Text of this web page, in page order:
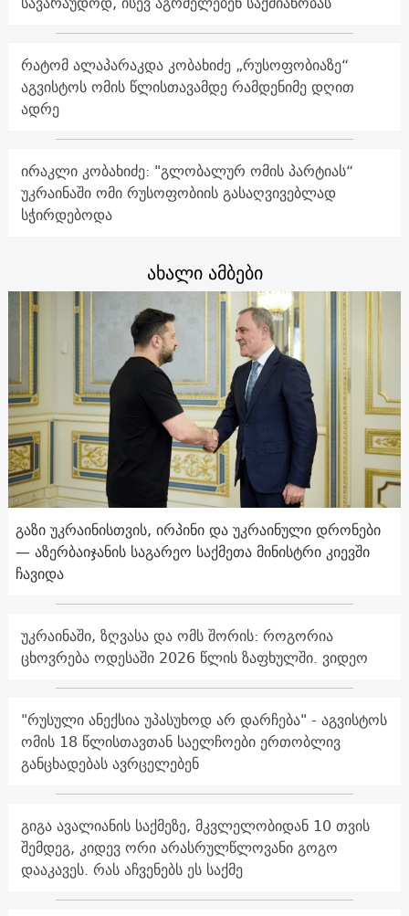
რატომ ალაპარაკდა კობახიძე „რუსოფობიაზე“
აგვისტოს ომის წლისთავამდე რამდენიმე დღით
ადრე
ირაკლი კობახიძე: "გლობალურ ომის პარტიას“
უკრაინაში ომი რუსოფობიის გასაღვივებლად
სჭირდებოდა
ახალი ამბები
გაზი უკრაინისთვის, ირპინი და უკრაინული დრონები
— აზერბაიჯანის საგარეო საქმეთა მინისტრი კიევში
ჩავიდა
უკრაინაში, ზღვასა და ომს შორის: როგორია
ცხოვრება ოდესაში 2026 წლის ზაფხულში. ვიდეო
"რუსული ანექსია უპასუხოდ არ დარჩება" - აგვისტოს
ომის 18 წლისთავთან საელჩოები ერთობლივ
განცხადებას ავრცელებენ
გიგა ავალიანის საქმეზე, მკვლელობიდან 10 თვის
შემდეგ, კიდევ ორი არასრულწლოვანი გოგო
დააკავეს. რას აჩვენებს ეს საქმე